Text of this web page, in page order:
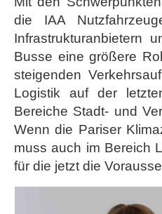
die IAA
Infrastrukturanbietern
Busse eine größere
steigenden
Logistik auf der
Bereiche Stadt- und
Wenn die Pariser
muss auch im Bereich
für die jetzt die